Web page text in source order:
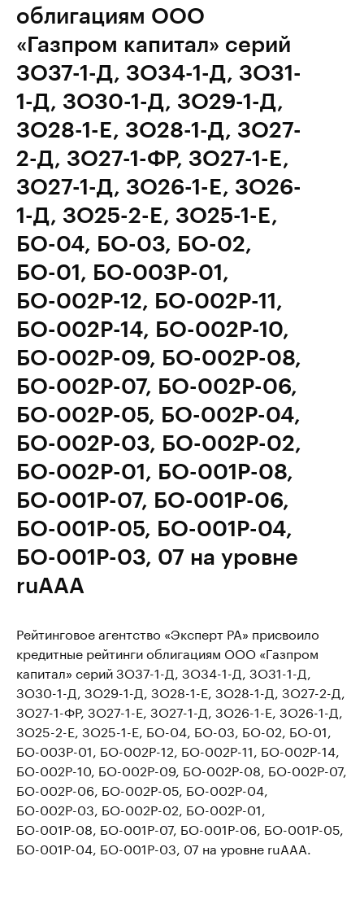
облигациям ООО
«Газпром капитал» серий
ЗО37-1-Д, ЗО34-1-Д, ЗО31-
1-Д, ЗО30-1-Д, ЗО29-1-Д,
ЗО28-1-E, ЗО28-1-Д, ЗО27-
2-Д, ЗО27-1-ФР, ЗО27-1-Е,
ЗО27-1-Д, ЗО26-1-Е, ЗО26-
1-Д, ЗО25-2-Е, ЗО25-1-Е,
БО-04, БО-03, БО-02,
БО-01, БО-003Р-01,
БО-002Р-12, БО-002Р-11,
БО-002Р-14, БО-002Р-10,
БО-002Р-09, БО-002Р-08,
БО-002Р-07, БО-002Р-06,
БО-002Р-05, БО-002Р-04,
БО-002Р-03, БО-002Р-02,
БО-002Р-01, БО-001Р-08,
БО-001Р-07, БО-001Р-06,
БО-001Р-05, БО-001Р-04,
БО-001Р-03, 07 на уровне
ruAAA
Рейтинговое агентство «Эксперт РА» присвоило
кредитные рейтинги облигациям ООО «Газпром
капитал» серий ЗО37-1-Д, ЗО34-1-Д, ЗО31-1-Д,
ЗО30-1-Д, ЗО29-1-Д, ЗО28-1-E, ЗО28-1-Д, ЗО27-2-Д,
ЗО27-1-ФР, ЗО27-1-Е, ЗО27-1-Д, ЗО26-1-Е, ЗО26-1-Д,
ЗО25-2-Е, ЗО25-1-Е, БО-04, БО-03, БО-02, БО-01,
БО-003Р-01, БО-002Р-12, БО-002Р-11, БО-002Р-14,
БО-002Р-10, БО-002Р-09, БО-002Р-08, БО-002Р-07,
БО-002Р-06, БО-002Р-05, БО-002Р-04,
БО-002Р-03, БО-002Р-02, БО-002Р-01,
БО-001Р-08, БО-001Р-07, БО-001Р-06, БО-001Р-05,
БО-001Р-04, БО-001Р-03, 07 на уровне ruAAA.